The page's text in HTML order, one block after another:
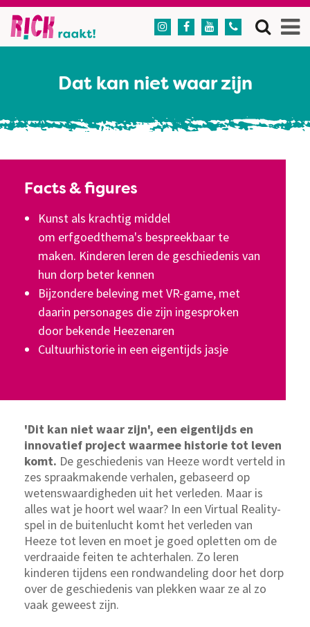
   
Dat kan niet waar zijn
Facts & figures
Kunst als krachtig middel
om erfgoedthema's bespreekbaar te
maken. Kinderen leren de geschiedenis van
hun dorp beter kennen
Bijzondere beleving met VR-game, met
daarin personages die zijn ingesproken
door bekende Heezenaren
Cultuurhistorie in een eigentijds jasje
'Dit kan niet waar zijn', een eigentijds en
innovatief project waarmee historie tot leven
komt. De geschiedenis van Heeze wordt verteld in
zes spraakmakende verhalen, gebaseerd op
wetenswaardigheden uit het verleden. Maar is
alles wat je hoort wel waar? In een Virtual Reality-
spel in de buitenlucht komt het verleden van
Heeze tot leven en moet je goed opletten om de
verdraaide feiten te achterhalen. Zo leren
kinderen tijdens een rondwandeling door het dorp
over de geschiedenis van plekken waar ze al zo
vaak geweest zijn.